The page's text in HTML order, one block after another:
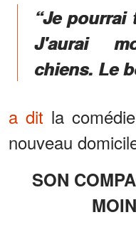
“Je pourrai
J'aurai
chiens. Le
a dit la
nouveau
SON